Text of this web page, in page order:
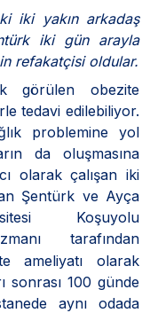
iki yakın arkadaş
iki gün arayla
refakatçisi oldular.
görülen obezite
tedavi edilebiliyor.
problemine yol
da oluşmasına
olarak çalışan iki
Şentürk ve Ayça
Koşuyolu
tarafından
ameliyatı olarak
sonrası 100 günde
aynı odada